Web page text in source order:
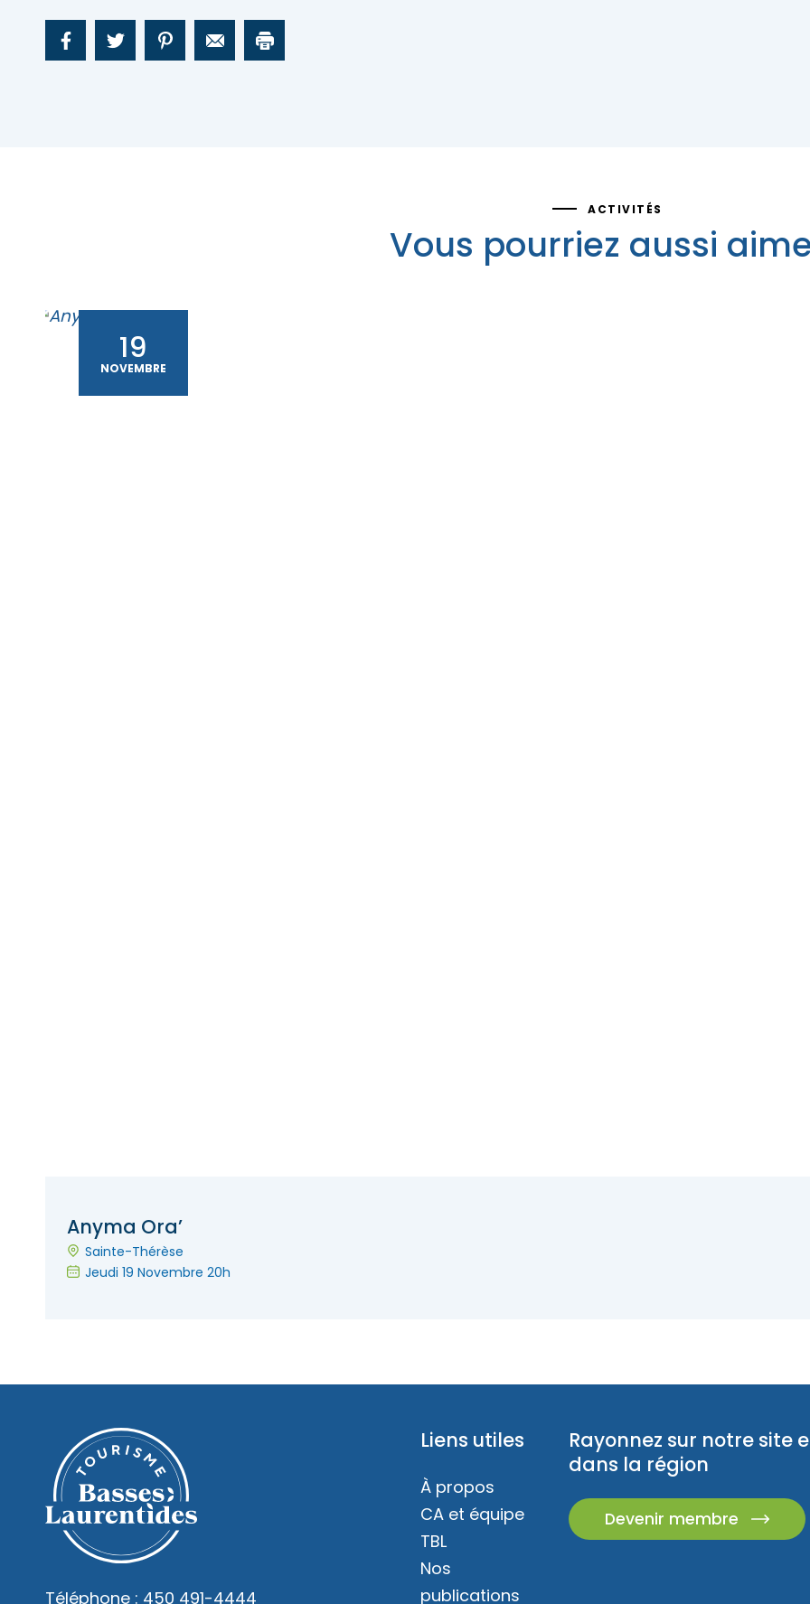
ACTIVITÉS
Vous pourriez aussi
Anyma Ora’
Sainte-Thérèse
Jeudi 19 Novembre 20h
19
NOVEMBRE
Téléphone : 450 491-4444
Rayonnez sur notre site
dans la région
Devenir membre
Liens utiles
À propos
CA et équipe
TBL
Nos
publications